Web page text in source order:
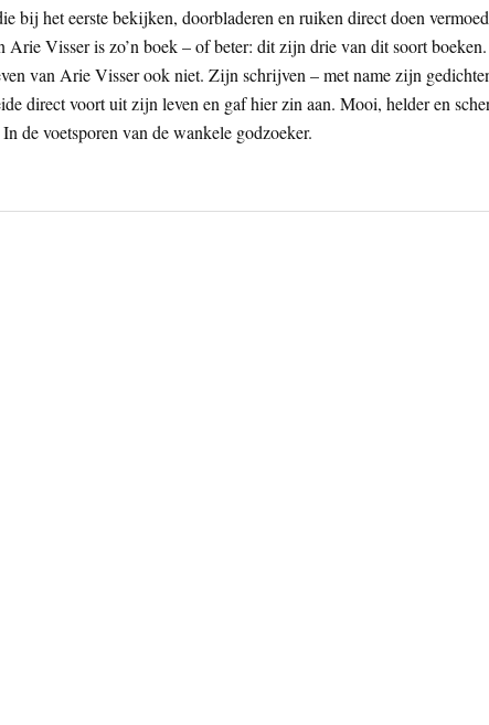
bij het eerste bekijken, doorbladeren en ruiken direct doen
Visser is zo’n boek – of beter: dit zijn drie van dit soort
van Arie Visser ook niet. Zijn schrijven – met name zijn
direct voort uit zijn leven en gaf hier zin aan. Mooi, helder en
de voetsporen van de wankele godzoeker.